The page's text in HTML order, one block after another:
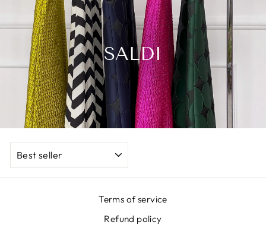
pausa
presentazione
SALDI
Terms of service
Refund policy